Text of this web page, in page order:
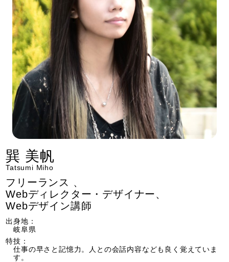
巽 美帆
Tatsumi Miho
フリーランス 、
Webディレクター・デザイナー、
Webデザイン講師
出身地：
岐阜県
特技：
仕事の早さと記憶力。人との会話内容なども良く覚えていま
す。